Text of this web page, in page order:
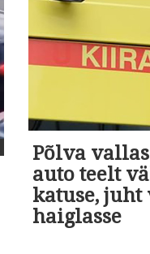
Põlva
auto teelt
katuse,
haiglasse